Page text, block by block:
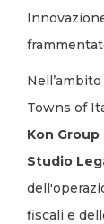
Towns of
Kon Group
Studio
fiscali e